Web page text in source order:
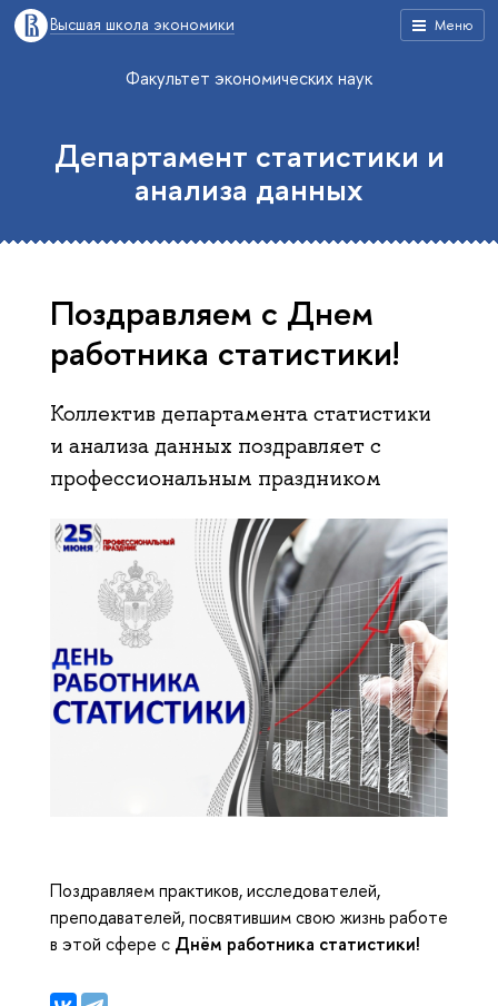
Меню
Высшая школа экономики
Факультет экономических наук
Департамент статистики и
анализа данных
Поздравляем с Днем
работника статистики!
Коллектив департамента статистики
и анализа данных поздравляет с
профессиональным праздником
Поздравляем практиков, исследователей,
преподавателей, посвятившим свою жизнь работе
в этой сфере с Днём работника статистики!